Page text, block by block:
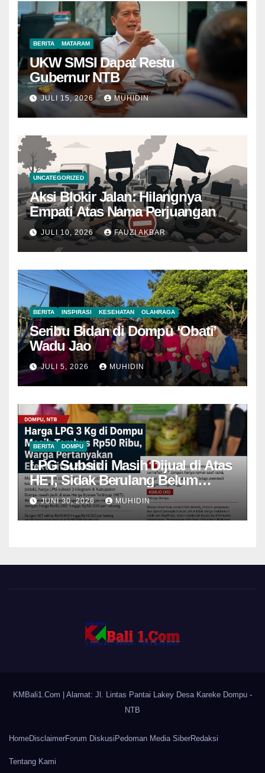
BERITA MATARAM
UKW SMSI Dapat Restu
Gubernur NTB
JULI 15, 2026 MUHIDIN
UNCATEGORIZED
Aksi Blokir Jalan: Hilangnya
Empati Atas Nama Perjuangan
JULI 10, 2026 FAUZI AKBAR
BERITA INSPIRASI KESEHATAN OLAHRAGA
Seribu Bidan di Dompu ‘Obati’
Wadu Jao
JULI 5, 2026 MUHIDIN
BERITA DOMPU
LPG Subsidi Masih Dijual di Atas
HET, Sidak Berulang Belum
Mampu Menekan Harga
JUNI 30, 2026 MUHIDIN
KMBali1.Com
| Alamat: Jl. Lintas Pantai Lakey Desa Kareke Dompu -
NTB
HomeDisclaimerForum Diskusi Pedoman Media SiberRedaksi
Tentang Kami